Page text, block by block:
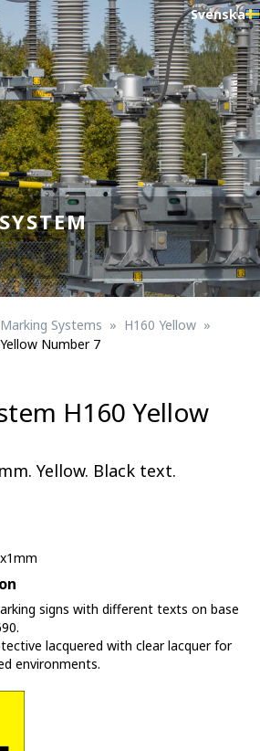
Svenska
Marking Systems
H160 Yellow
Number 7
H160 Yellow
Yellow. Black text.
signs with different texts on base
lacquered with clear lacquer for
environments.